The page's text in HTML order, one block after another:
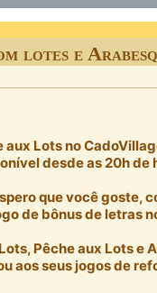
lotes e
Lots no
desde as 20h de
que você goste,
de bônus de letras
Pêche aux Lots e
aos seus jogos de